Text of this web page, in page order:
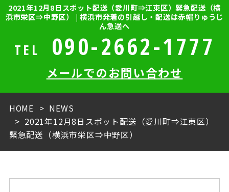
2021年12月8日スポット配送（愛川町⇒江東区）緊急配送（横
浜市栄区⇒中野区） | 横浜市発着の引越し・配送は赤帽りゅうじ
ん急送へ
TEL 090-2662-1777
メールでのお問い合わせ
HOME
NEWS
2021年12月8日スポット配送（愛川町⇒江東区）
緊急配送（横浜市栄区⇒中野区）